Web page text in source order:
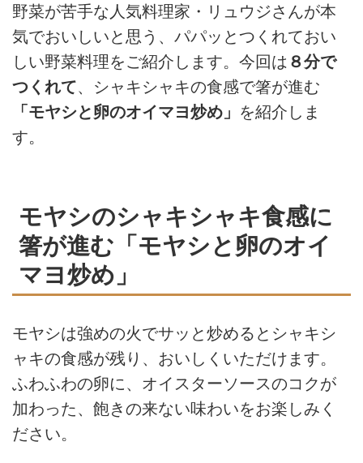
野菜が苦手な人気料理家・リュウジさんが本
気でおいしいと思う、パパッとつくれておい
しい野菜料理をご紹介します。今回は ８分で
つくれて、シャキシャキの食感で箸が進む
「モヤシと卵のオイマヨ炒め」 を紹介しま
す。
モヤシのシャキシャキ食感に
箸が進む「モヤシと卵のオイ
マヨ炒め」
モヤシは強めの火でサッと炒めるとシャキシ
ャキの食感が残り、おいしくいただけます。
ふわふわの卵に、オイスターソースのコクが
加わった、飽きの来ない味わいをお楽しみく
ださい。